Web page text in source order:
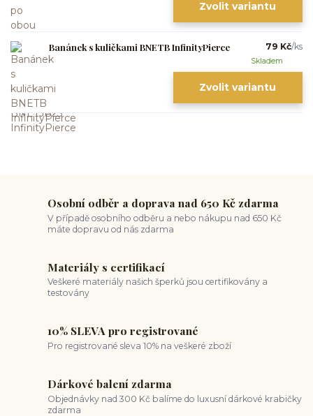
Zvolit variantu
Banánek s kuličkami BNETB InfinityPierce 79 Kč/ks
Skladem
Zvolit variantu
Osobní odběr a doprava nad 650 Kč zdarma
V případě osobního odběru a nebo nákupu nad 650 Kč
máte dopravu od nás zdarma
Materiály s certifikací
Veškeré materiály našich šperků jsou certifikovány a
testovány
10% SLEVA pro registrované
Pro registrované sleva 10% na veškeré zboží
Dárkové balení zdarma
Objednávky nad 300 Kč balíme do luxusní dárkové krabičky
zdarma